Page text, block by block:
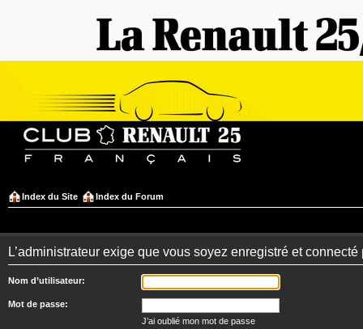
Index du Site Index du Forum
L’administrateur exige que vous soyez enregistré et
Nom d’utilisateur:
Mot de passe:
J’ai oublié mon mot de passe